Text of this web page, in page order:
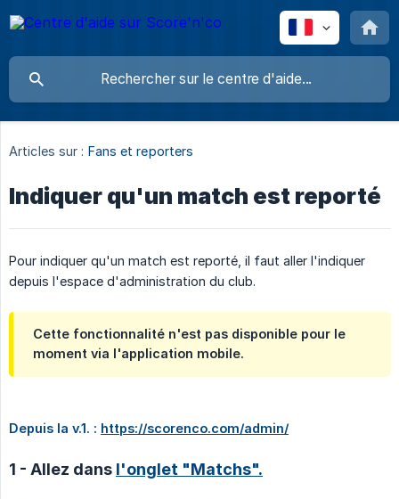
Articles sur : Fans et reporters
Indiquer qu'un match est reporté
Pour indiquer qu'un match est reporté, il faut aller l'indiquer
depuis l'espace d'administration du club.
Cette fonctionnalité n'est pas disponible pour le
moment via l'application mobile.
Depuis la v.1. : https://scorenco.com/admin/
1 - Allez dans l'onglet "Matchs".